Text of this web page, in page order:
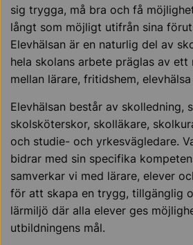
sig trygga, må bra och få
långt som möjligt utifrån sina
Elevhälsan är en naturlig del av
hela skolans arbete präglas av ett
mellan lärare, fritidshem,
Elevhälsan består av skolledning,
skolsköterskor, skolläkare,
och studie- och yrkesvägledare.
bidrar med sin specifika
samverkar vi med lärare, elever
för att skapa en trygg, tillgänglig
lärmiljö där alla elever ges
utbildningens mål.